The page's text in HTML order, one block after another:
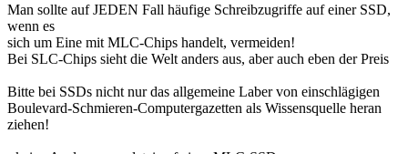
Man sollte auf JEDEN Fall häufige Schreibzugriffe auf einer SSD,
wenn es
sich um Eine mit MLC-Chips handelt, vermeiden!
Bei SLC-Chips sieht die Welt anders aus, aber auch eben der Preis
Bitte bei SSDs nicht nur das allgemeine Laber von einschlägigen
Boulevard-Schmieren-Computergazetten als Wissensquelle heran
ziehen!